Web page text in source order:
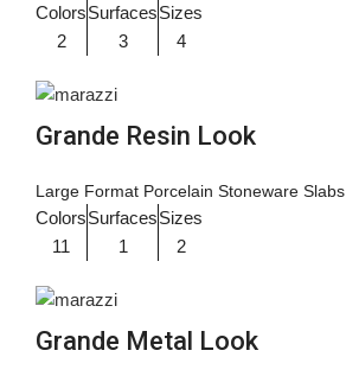
Colors
2
Surfaces
3
Sizes
4
Grande Resin Look
Large Format Porcelain Stoneware Slabs
Colors
11
Surfaces
1
Sizes
2
Grande Metal Look